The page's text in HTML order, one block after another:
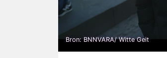
Bron: BNNVARA/ Witte Geit